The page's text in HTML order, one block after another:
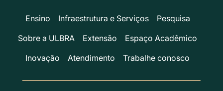
Ensino Infraestrutura e Serviços
Pesquisa
Sobre a ULBRA
Extensão
Espaço Acadêmico
Inovação
Atendimento Trabalhe conosco